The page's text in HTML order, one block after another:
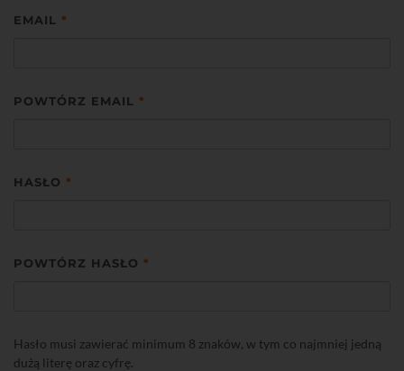
EMAIL *
POWTÓRZ EMAIL *
HASŁO *
POWTÓRZ HASŁO *
Hasło musi zawierać minimum 8 znaków, w tym co najmniej jedną
dużą literę oraz cyfrę.